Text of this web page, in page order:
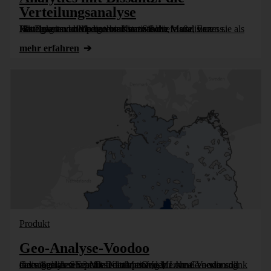
Verteilungsanalyse
Per Drag-and-drop untersuchen Sie die Häufigkeitsverteilung von Kennzahlen, visualisieren sie als Histogramm und berechnen statistische Maße, von Mittelwert und Median bis hin zu Schiefe und Exzess.
mehr erfahren
Produkt
Geo-Analyse-Voodoo
Geo-Analysen von Daten ohne Geo-Merkmale – wie soll das möglich sein? Mit DeltaMaster ganz ohne Voodoo dank eines genialen Features: der optionalen Live-Generierung individueller Shapefile-Karten auf [...]